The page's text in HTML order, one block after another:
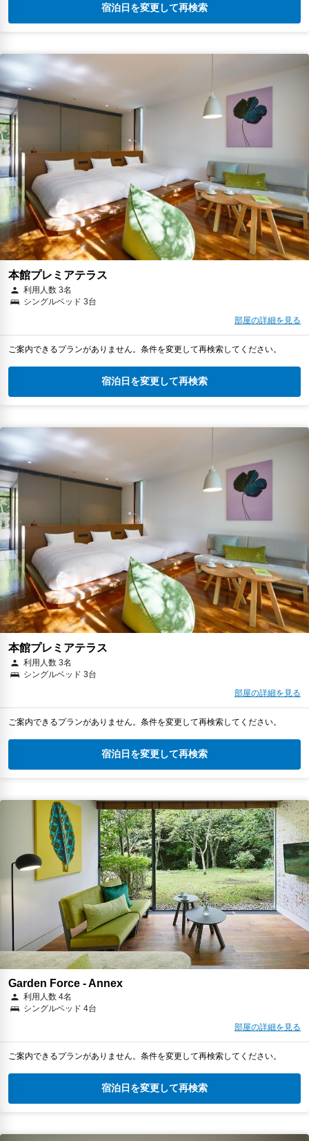
宿泊日を変更して再検索
本館プレミアテラス
利用人数 3名
シングルベッド 3台
部屋の詳細を見る
ご案内できるプランがありません。条件を変更して再検索してください。
宿泊日を変更して再検索
本館プレミアテラス
利用人数 3名
シングルベッド 3台
部屋の詳細を見る
ご案内できるプランがありません。条件を変更して再検索してください。
宿泊日を変更して再検索
Garden Force - Annex
利用人数 4名
シングルベッド 4台
部屋の詳細を見る
ご案内できるプランがありません。条件を変更して再検索してください。
宿泊日を変更して再検索